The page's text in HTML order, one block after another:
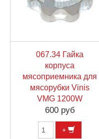
067.34 Гайка
корпуса
мясоприемника для
мясорубки Vinis
VMG 1200W
600 руб
+